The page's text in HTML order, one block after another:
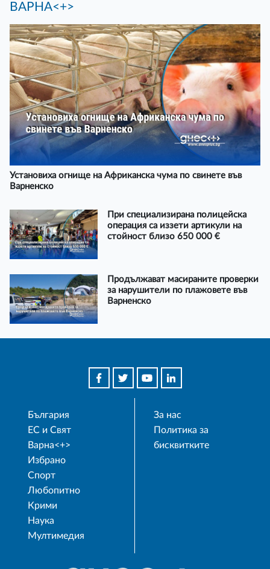
ВАРНА<+>
Установиха огнище на Африканска чума по свинете във
Варненско
При специализирана полицейска
операция са иззети артикули на
стойност близо 650 000 €
Продължават масираните проверки
за нарушители по плажовете във
Варненско
България
ЕС и Свят
Варна<+>
Избрано
Спорт
Любопитно
Крими
Наука
Мултимедия
За нас
Политика за
бисквитките